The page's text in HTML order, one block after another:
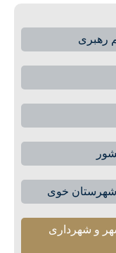
رهبری
شهرستان خوی
و شهرداری